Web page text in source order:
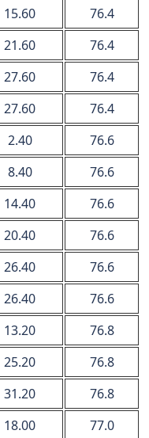
15.60
76.4
21.60
76.4
27.60
76.4
27.60
76.4
2.40
76.6
8.40
76.6
14.40
76.6
20.40
76.6
26.40
76.6
26.40
76.6
13.20
76.8
25.20
76.8
31.20
76.8
18.00 77.0